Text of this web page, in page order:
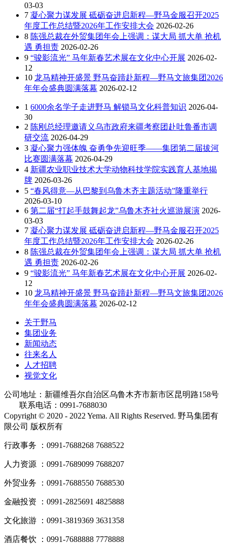
03-03
7 凝心聚力谋发展 砥砺奋进启新程—野马金服召开2025
年度工作总结暨2026年工作安排大会 2026-02-26
8 陈强总裁在外贸集团年会上强调：谋大局 抓大单 抢机
遇 勇担责 2026-02-26
9 “骏影流光” 马年新春艺术展在文化中心开展 2026-02-
12
10 龙马精神开盛景 野马奋蹄赴新程—野马文旅集团2026
年年会盛典圆满落幕 2026-02-12
1 6000余名学子走进野马 解锁马文化科普知识 2026-04-
30
2 陈刚总经理邀请义乌市政府来疆考察团赴吐鲁番市调
研交流 2026-04-29
3 凝心聚力强体魄 奋勇争先迎旺季——集团第二届拔河
比赛圆满落幕 2026-04-29
4 新疆农业职业技术大学动物科技学院实践育人基地揭
牌 2026-03-26
5 “春风得意—从巴黎到乌鲁木齐主题活动”隆重举行
2026-03-10
6 第二届“打起手鼓舞起龙”乌鲁木齐社火巡游展演 2026-
03-03
7 凝心聚力谋发展 砥砺奋进启新程—野马金服召开2025
年度工作总结暨2026年工作安排大会 2026-02-26
8 陈强总裁在外贸集团年会上强调：谋大局 抓大单 抢机
遇 勇担责 2026-02-26
9 “骏影流光” 马年新春艺术展在文化中心开展 2026-02-
12
10 龙马精神开盛景 野马奋蹄赴新程—野马文旅集团2026
年年会盛典圆满落幕 2026-02-12
关于野马
集团业务
新闻动态
往来名人
人才招聘
视觉文化
公司地址：新疆维吾尔自治区乌鲁木齐市新市区昆明路158号
联系电话：0991-7688030
Copyright © 2020 - 2022 Yema. All Rights Reserved. 野马集团有
限公司 版权所有
行政事务 ：0991-7688268 7688522
人力资源 ：0991-7689099 7688207
外贸业务 ：0991-7688550 7688530
金融投资 ：0991-2825691 4825888
文化旅游 ：0991-3819369 3631358
酒店餐饮 ：0991-7688888 7778888